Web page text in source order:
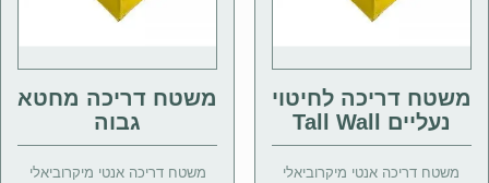
משטח דריכה לחיטוי
נעליים Tall Wall
משטח דריכה אנטי מיקרוביאלי
משטח דריכה מחטא
גבוה
משטח דריכה אנטי מיקרוביאלי